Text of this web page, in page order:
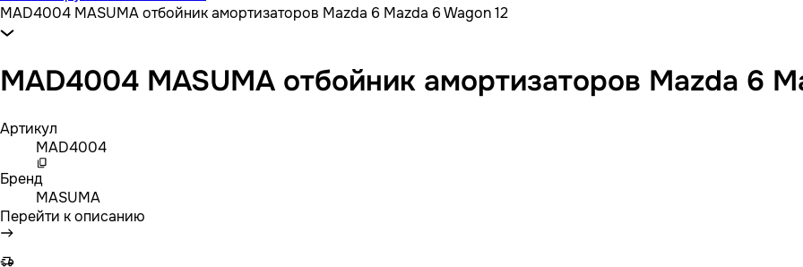
MAD4004 MASUMA отбойник амортизаторов Mazda 6 Mazda 6 Wagon 12
MAD4004 MASUMA отбойник амортизаторов Mazda 6
Артикул
MAD4004
Бренд
MASUMA
Перейти к описанию